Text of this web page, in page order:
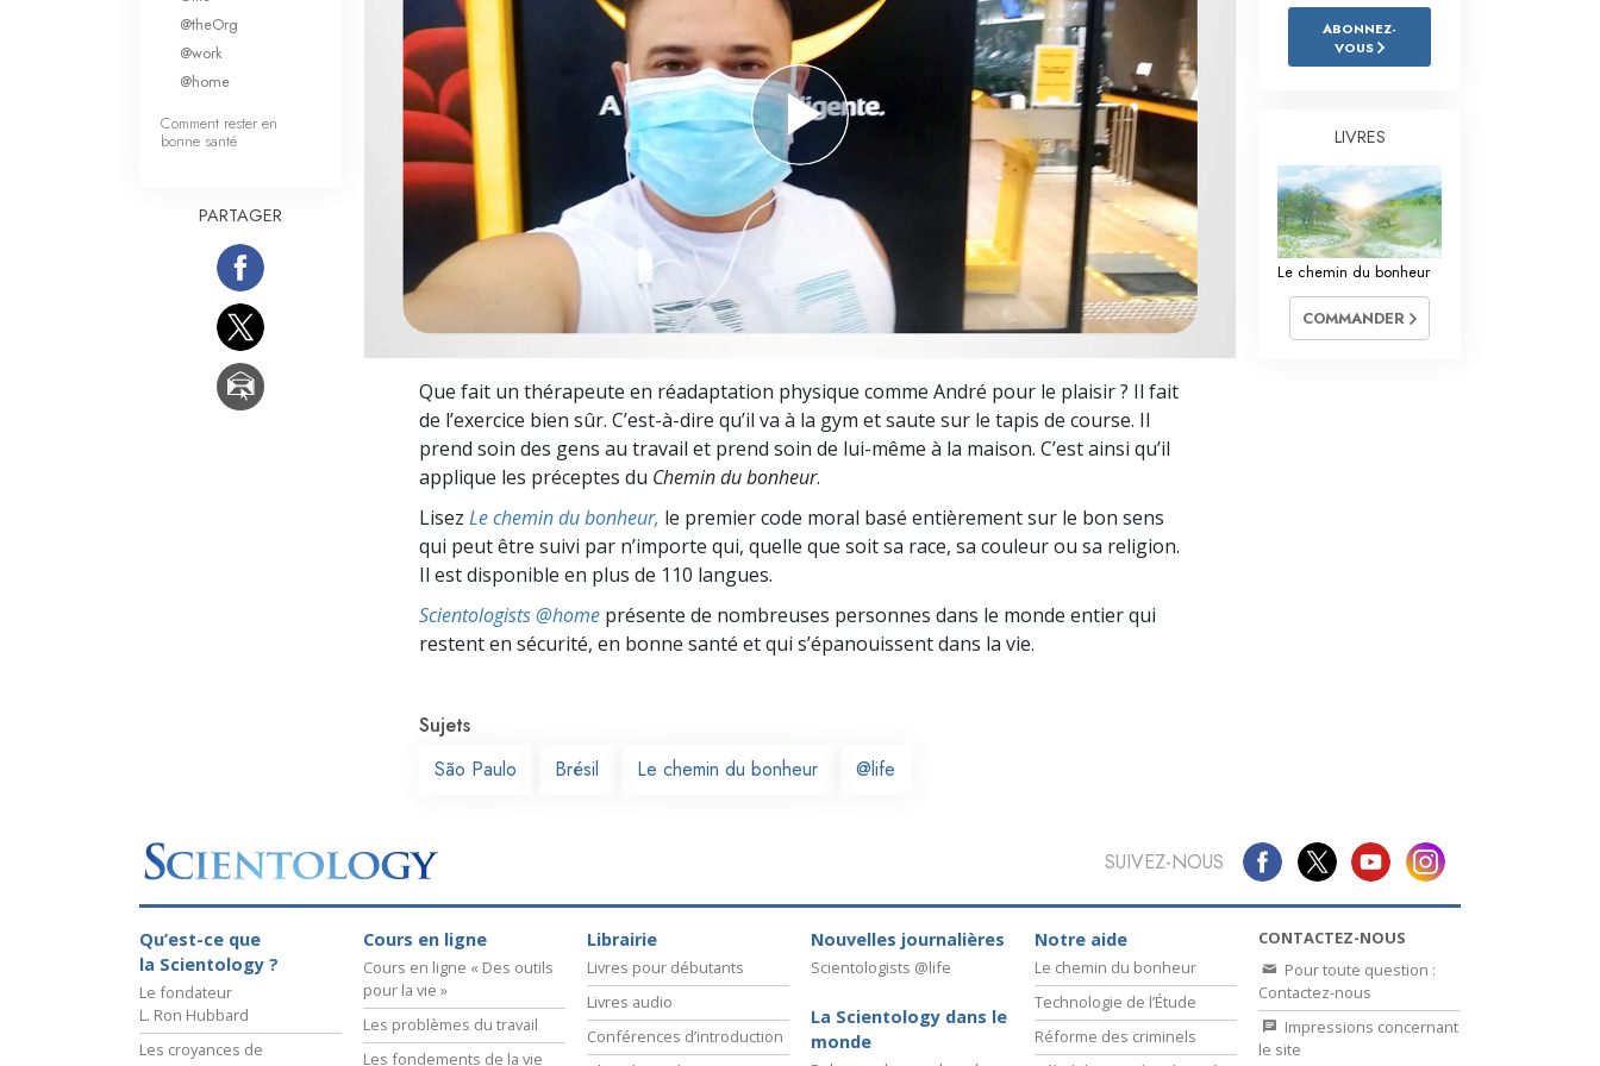
Qu’est-ce que la grandeur ? L’échelle des tons émotionnels
Réponses aux drogues
Les enfants
L’éthique et les conditions
La raison de l’oppression
Les investigations
Les fondements de l’organisation
Les fondements des relations publiques
Que fait un thérapeute en réadaptation physique comme André pour le plaisir ? Il fait
de l’exercice bien sûr. C’est-à-dire qu’il va à la gym et saute sur le tapis de course. Il
prend soin des gens au travail et prend soin de lui-même à la maison. C’est ainsi qu’il
applique les préceptes du Chemin du bonheur.
Lisez Le chemin du bonheur, le premier code moral basé entièrement sur le bon sens
qui peut être suivi par n’importe qui, quelle que soit sa race, sa couleur ou sa religion.
Il est disponible en plus de 110 langues.
Scientologists @home présente de nombreuses personnes dans le monde entier qui
restent en sécurité, en bonne santé et qui s’épanouissent dans la vie.
Sujets
São Paulo
Brésil Le chemin du bonheur @life
@theOrg
@work
@home
Comment rester en
bonne santé
PARTAGER
ABONNEZ-
VOUS
LIVRES
Le chemin du bonheur
COMMANDER
SUIVEZ-NOUS
Qu’est-ce que
la Scientology ?
Le fondateur
L. Ron Hubbard
Les croyances de
Cours en ligne
Cours en ligne « Des outils
pour la vie »
Les problèmes du travail
Les fondements de la vie
Librairie
Livres pour débutants
Livres audio
Conférences d’introduction
Nouvelles journalières
Scientologists @life
La Scientology dans le
monde
Notre aide
Le chemin du bonheur
Technologie de l’Étude
Réforme des criminels
CONTACTEZ-NOUS
Pour toute question :
Contactez-nous
Impressions concernant
le site